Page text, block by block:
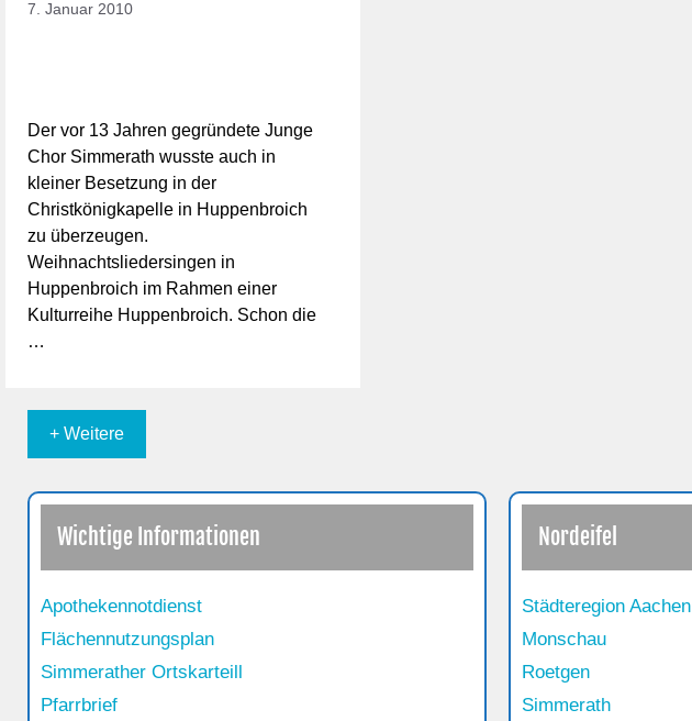
7. Januar 2010
Der vor 13 Jahren gegründete Junge
Chor Simmerath wusste auch in
kleiner Besetzung in der
Christkönigkapelle in Huppenbroich
zu überzeugen.
Weihnachtsliedersingen in
Huppenbroich im Rahmen einer
Kulturreihe Huppenbroich. Schon die
…
+ Weitere
Wichtige Informationen
Apothekennotdienst
Flächennutzungsplan
Simmerather Ortskarteill
Pfarrbrief
Nordeifel
Städteregion Aachen
Monschau
Roetgen
Simmerath